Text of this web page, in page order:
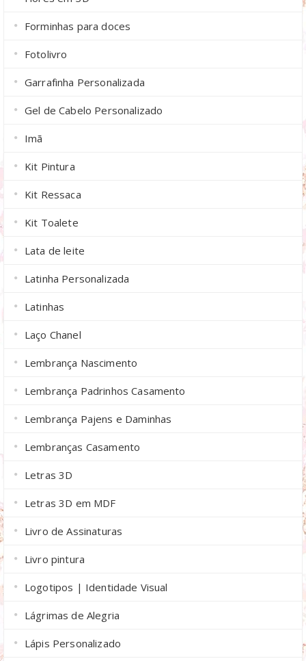
Forminhas para doces
Fotolivro
Garrafinha Personalizada
Gel de Cabelo Personalizado
Imã
Kit Pintura
Kit Ressaca
Kit Toalete
Lata de leite
Latinha Personalizada
Latinhas
Laço Chanel
Lembrança Nascimento
Lembrança Padrinhos Casamento
Lembrança Pajens e Daminhas
Lembranças Casamento
Letras 3D
Letras 3D em MDF
Livro de Assinaturas
Livro pintura
Logotipos | Identidade Visual
Lágrimas de Alegria
Lápis Personalizado